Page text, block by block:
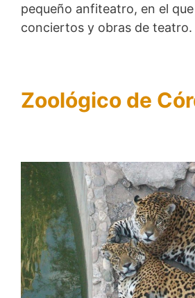
pequeño anfiteatro, en el
conciertos y obras de teatro.
Zoológico de